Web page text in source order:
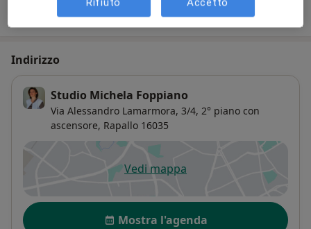
Come funzionano i prezzi?
Indirizzo
Studio Michela Foppiano
Via Alessandro Lamarmora, 3/4, 2° piano con
ascensore, Rapallo 16035
Vedi mappasi apre in una nuova scheda
Disponibilità
Mostra l'agenda